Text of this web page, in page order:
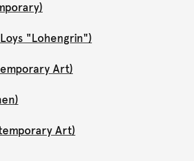
"Lohengrin")
Art)
Art)